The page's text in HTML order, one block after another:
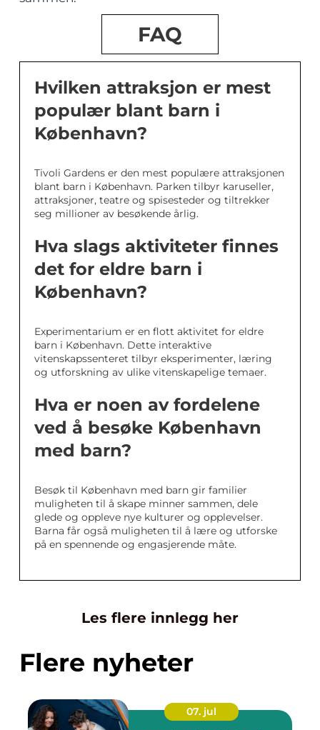
FAQ
Hvilken attraksjon er mest
populær blant barn i
København?
Tivoli Gardens er den mest populære attraksjonen
blant barn i København. Parken tilbyr karuseller,
attraksjoner, teatre og spisesteder og tiltrekker
seg millioner av besøkende årlig.
Hva slags aktiviteter finnes
det for eldre barn i
København?
Experimentarium er en flott aktivitet for eldre
barn i København. Dette interaktive
vitenskapssenteret tilbyr eksperimenter, læring
og utforskning av ulike vitenskapelige temaer.
Hva er noen av fordelene
ved å besøke København
med barn?
Besøk til København med barn gir familier
muligheten til å skape minner sammen, dele
glede og oppleve nye kulturer og opplevelser.
Barna får også muligheten til å lære og utforske
på en spennende og engasjerende måte.
Les flere innlegg her
Flere nyheter
07. jul